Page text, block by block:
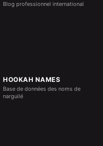
Blog professionnel international
HOOKAH NAMES
Base de données des noms de
narguilé